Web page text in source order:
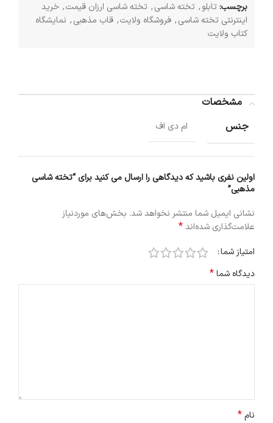
برچسب:تابلو, تخته شاسی, تخته شاسی ارزان قیمت, خرید
اینترنتی تخته شاسی, فروشگاه ولایت, قاب مذهبی, نمایشگاه
کتاب ولایت
مشخصات
جنس
ام دی اف
اولین نفری باشید که دیدگاهی را ارسال می کنید برای “تخته شاسی
مذهبی”
نشانی ایمیل شما منتشر نخواهد شد. بخش‌های موردنیاز
علامت‌گذاری شده‌اند*
امتیاز شما
دیدگاه شما*
نام*